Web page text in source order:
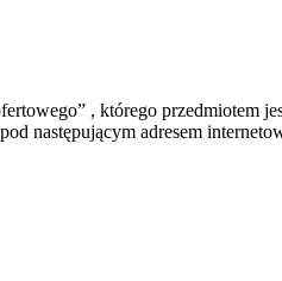
, którego przedmiotem
następującym adresem